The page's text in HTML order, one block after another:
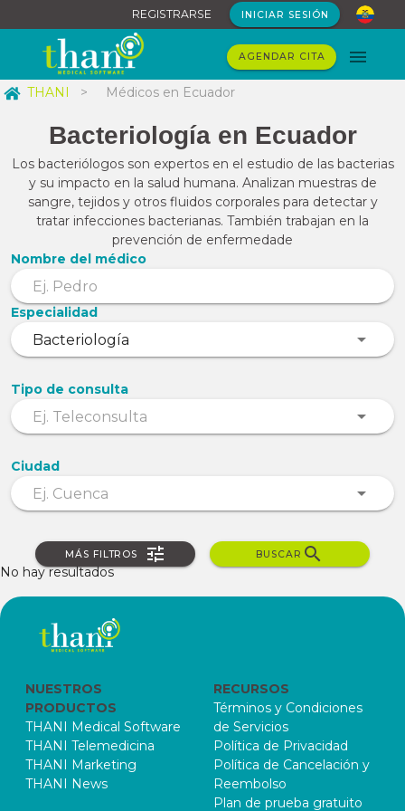
REGISTRARSE INICIAR SESIÓN
AGENDAR CITA
THANI > Médicos en Ecuador
Bacteriología en Ecuador
Los bacteriólogos son expertos en el estudio de las bacterias
y su impacto en la salud humana. Analizan muestras de
sangre, tejidos y otros fluidos corporales para detectar y
tratar infecciones bacterianas. También trabajan en la
prevención de enfermedade
Nombre del médico
Especialidad
Tipo de consulta
Ciudad
MÁS FILTROS BUSCAR
No hay resultados
NUESTROS
PRODUCTOS
THANI Medical Software
THANI Telemedicina
THANI Marketing
THANI News
RECURSOS
Términos y Condiciones
de Servicios
Política de Privacidad
Política de Cancelación y
Reembolso
Plan de prueba gratuito